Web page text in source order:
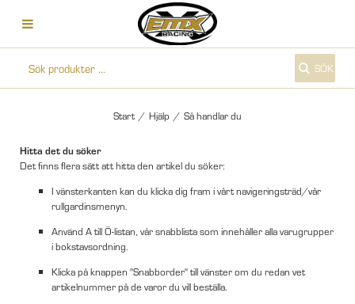
SÖK
Start / Hjälp / Så handlar du
Hitta det du söker
Det finns flera sätt att hitta den artikel du söker:
I vänsterkanten kan du klicka dig fram i vårt navigeringsträd/vår
rullgardinsmenyn.
Använd A till Ö-listan, vår snabblista som innehåller alla varugrupper
i bokstavsordning.
Klicka på knappen "Snabborder" till vänster om du redan vet
artikelnummer på de varor du vill beställa.